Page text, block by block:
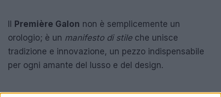
Il Première Galon non è semplicemente un
orologio; è un manifesto di stileche unisce
tradizione e innovazione, un pezzo indispensabile
per ogni amante del lusso e del design.